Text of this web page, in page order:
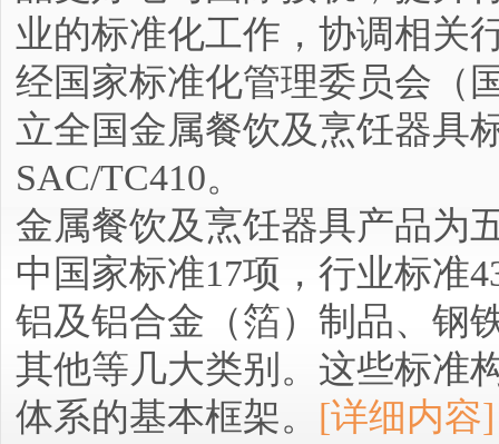
业的标准化工作，协调相关
经国家标准化管理委员会（
立全国金属餐饮及烹饪器具
SAC/TC410。
金属餐饮及烹饪器具产品为
中国家标准17项，行业标准
铝及铝合金（箔）制品、钢
其他等几大类别。这些标准
体系的基本框架。 [详细内容]